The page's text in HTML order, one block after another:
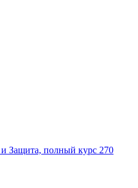
Защита, полный курс 270